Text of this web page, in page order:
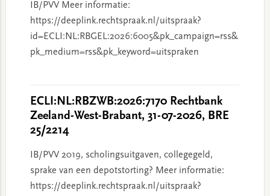
IB/PVV Meer informatie:
https://deeplink.rechtspraak.nl/uitspraak?
id=ECLI:NL:RBGEL:2026:6005&pk_campaign=rss&
pk_medium=rss&pk_keyword=uitspraken
ECLI:NL:RBZWB:2026:7170 Rechtbank
Zeeland-West-Brabant, 31-07-2026, BRE
25/2214
IB/PVV 2019, scholingsuitgaven, collegegeld,
sprake van een depotstorting? Meer informatie:
https://deeplink.rechtspraak.nl/uitspraak?